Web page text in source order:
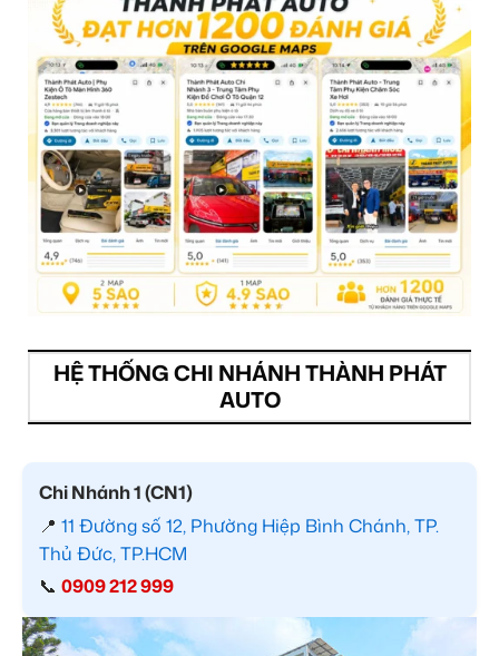
HỆ THỐNG CHI NHÁNH THÀNH PHÁT
AUTO
Chi Nhánh 1 (CN1)
📍 11 Đường số 12, Phường Hiệp Bình Chánh, TP.
Thủ Đức, TP.HCM
📞 0909 212 999